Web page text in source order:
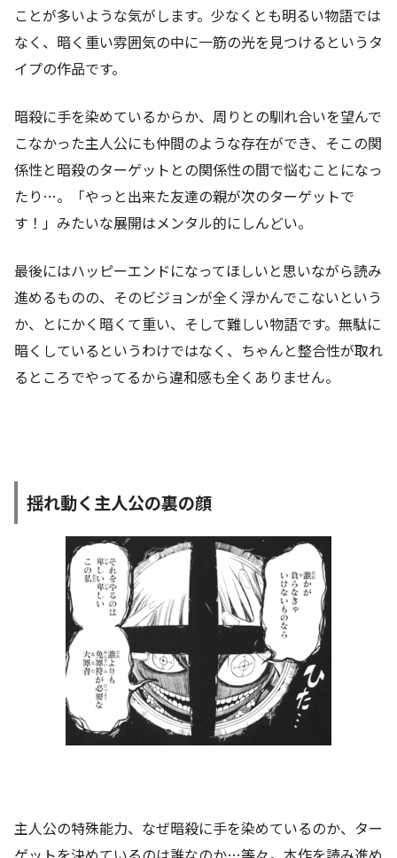
ことが多いような気がします。少なくとも明るい物語では
なく、暗く重い雰囲気の中に一筋の光を見つけるというタ
イプの作品です。
暗殺に手を染めているからか、周りとの馴れ合いを望んで
こなかった主人公にも仲間のような存在ができ、そこの関
係性と暗殺のターゲットとの関係性の間で悩むことになっ
たり…。「やっと出来た友達の親が次のターゲットで
す！」みたいな展開はメンタル的にしんどい。
最後にはハッピーエンドになってほしいと思いながら読み
進めるものの、そのビジョンが全く浮かんでこないという
か、とにかく暗くて重い、そして難しい物語です。無駄に
暗くしているというわけではなく、ちゃんと整合性が取れ
るところでやってるから違和感も全くありません。
揺れ動く主人公の裏の顔
主人公の特殊能力、なぜ暗殺に手を染めているのか、ター